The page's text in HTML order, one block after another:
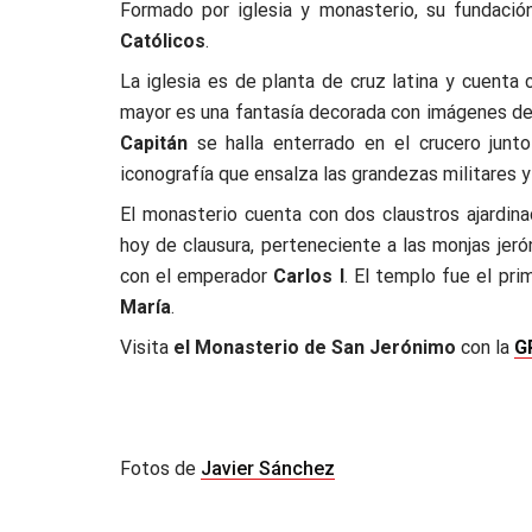
Formado por iglesia y monasterio, su
Católicos.
La iglesia es de planta de cruz latina y cuenta
mayor es una fantasía decorada con imágenes
Capitánse halla enterrado en el crucero
iconografía que ensalza las grandezas militares
El monasterio cuenta con dos claustros
hoy de clausura, perteneciente a las monjas
con el emperador Carlos I. El templo fue el
María.
Visita el Monasterio de San Jerónimo con la
Fotos de Javier Sánchez